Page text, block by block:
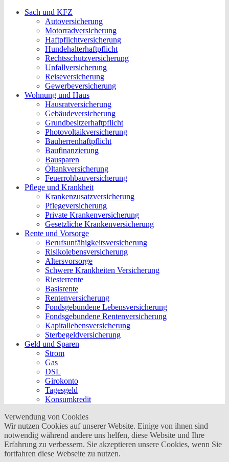
Sach und KFZ
Autoversicherung
Motorradversicherung
Haftpflichtversicherung
Hundehalterhaftpflicht
Rechtsschutzversicherung
Unfallversicherung
Reiseversicherung
Gewerbeversicherung
Wohnung und Haus
Hausratversicherung
Gebäudeversicherung
Grundbesitzerhaftpflicht
Photovoltaikversicherung
Bauherrenhaftpflicht
Baufinanzierung
Bausparen
Öltankversicherung
Feuerrohbauversicherung
Pflege und Krankheit
Krankenzusatzversicherung
Pflegeversicherung
Private Krankenversicherung
Gesetzliche Krankenversicherung
Rente und Vorsorge
Berufs­unfähigkeitsversicherung
Risikolebensversicherung
Altersvorsorge
Schwere Krankheiten Versicherung
Riesterrente
Basisrente
Rentenversicherung
Fondsgebundene Lebensversicherung
Fondsgebundene Rentenversicherung
Kapitallebensversicherung
Sterbegeldversicherung
Geld und Sparen
Strom
Gas
DSL
Girokonto
Tagesgeld
Konsumkredit
Verwendung von Cookies
Wir nutzen Cookies auf unserer Website. Einige von ihnen sind
notwendig während andere uns helfen, diese Website und Ihre
Erfahrung zu verbessern. Sie akzeptieren unsere Cookies, wenn Sie
fortfahren diese Webseite zu nutzen.